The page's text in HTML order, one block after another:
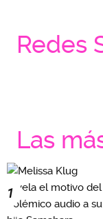
Redes
Las
1